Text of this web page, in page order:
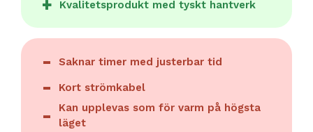
Kvalitetsprodukt med tyskt hantverk
Saknar timer med justerbar tid
Kort strömkabel
Kan upplevas som för varm på högsta
läget